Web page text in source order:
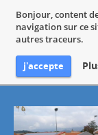
Bonjour, content
navigation sur ce
autres traceurs.
j'accepte
content